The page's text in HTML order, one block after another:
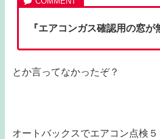
『エアコンガス確認用の窓が
とか言ってなかったぞ？
オートバックスでエアコン点検５